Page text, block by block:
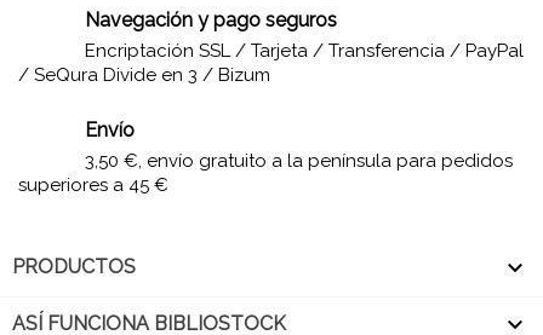
Navegación y pago seguros
Encriptación SSL / Tarjeta / Transferencia / PayPal
/ SeQura Divide en 3 / Bizum
Envío
3,50 €, envío gratuito a la península para pedidos
superiores a 45 €
PRODUCTOS 
ASÍ FUNCIONA BIBLIOSTOCK 